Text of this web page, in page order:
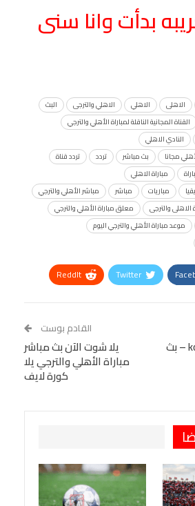
بدأت وانا سنى
الاهلى الاهلي الاهلي والترجى
البث
القناة المجانية الناقلة لمباراة الأهلي والترجي
النادي الاهلي
مجانا
بث مباشر تردد
تردد قناة
مباراة الاهلي
مباريات مباشر
مباشر الأهلي والترجي
والترجى
معلق مباراة الأهلي والترجي
موعد مباراة الأهلي والترجي اليوم
Twitter
ReddIt
StumbleUpon
VK
BlackBerry
Viber
كورة لايف – koora live – بث
القادم بوست
يلا شوت الآن بث مباشر
مباراة الأهلي والترجي يلا
كورة لايف